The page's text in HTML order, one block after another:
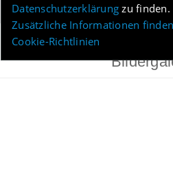
Datenschutzerklärung zu finden.
Zusätzliche Informationen
Cookie-Richtlinien